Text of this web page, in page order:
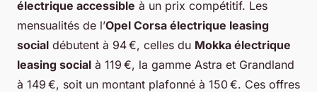
électrique accessible à un prix compétitif. Les
mensualités de l’Opel Corsa électrique leasing
social débutent à 94 €, celles du Mokka électrique
leasing social à 119 €, la gamme Astra et Grandland
à 149 €, soit un montant plafonné à 150 €. Ces offres